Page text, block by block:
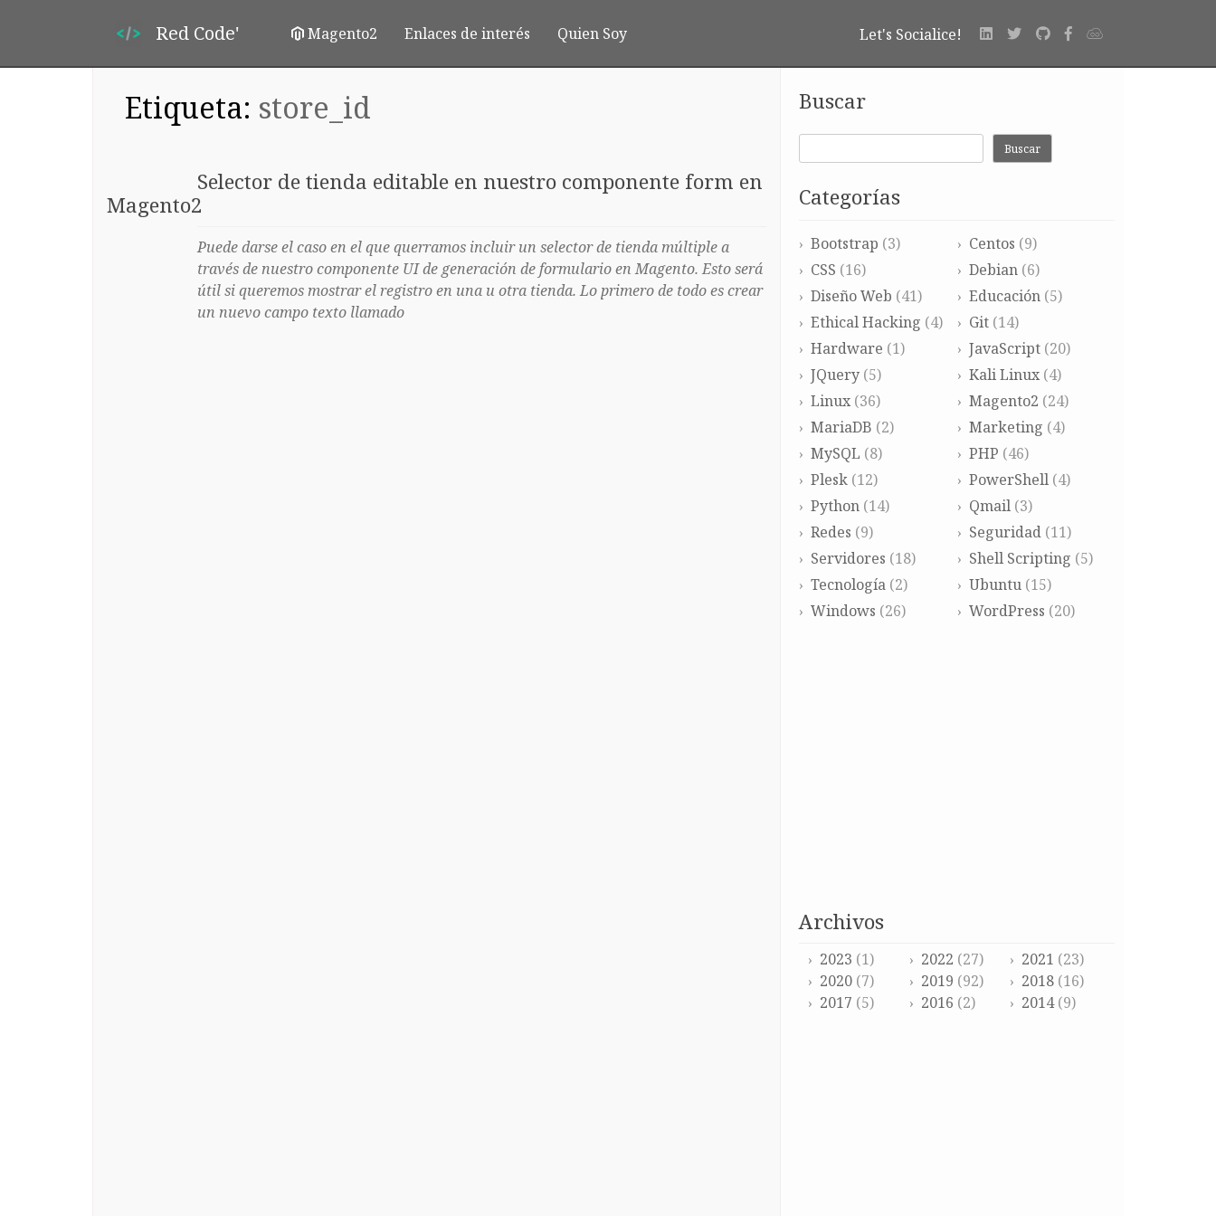
Red Code' Magento2 Enlaces de interés Quien Soy Let's Socialice!
Etiqueta: store_id
Selector de tienda editable en nuestro componente form en
Magento2
Puede darse el caso en el que querramos incluir un selector de tienda múltiple a
través de nuestro componente UI de generación de formulario en Magento. Esto será
útil si queremos mostrar el registro en una u otra tienda. Lo primero de todo es crear
un nuevo campo texto llamado
Buscar
Buscar
Categorías
Bootstrap (3) Centos (9)
CSS (16) Debian(6)
Diseño Web (41) Educación(5)
Ethical Hacking (4) Git(14)
Hardware (1) JavaScript(20)
JQuery (5) Kali Linux(4)
Linux (36) Magento2 (24)
MariaDB (2) Marketing (4)
MySQL (8) PHP (46)
Plesk (12) PowerShell(4)
Python (14) Qmail(3)
Redes (9) Seguridad(11)
Servidores (18) Shell Scripting (5)
Tecnología (2) Ubuntu(15)
Windows (26) WordPress (20)
archivos
2023 (1) 2022 (27) 2021 (23)
2020 (7) 2019 (92) 2018 (16)
2017 (5) 2016 (2) 2014(9)